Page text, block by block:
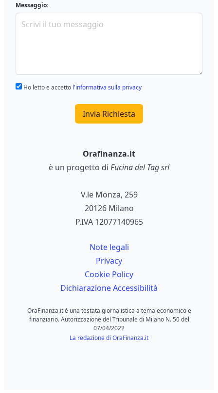
Messaggio:
Ho letto e accetto l'informativa sulla privacy
Invia Richiesta
Orafinanza.it
è un progetto di Fucina del Tag srl
V.le Monza, 259
20126 Milano
P.IVA 12077140965
Note legali
Privacy
Cookie Policy
Dichiarazione Accessibilità
OraFinanza.it è una testata giornalistica a tema economico e
finanziario. Autorizzazione del Tribunale di Milano N. 50 del
07/04/2022
La redazione di OraFinanza.it